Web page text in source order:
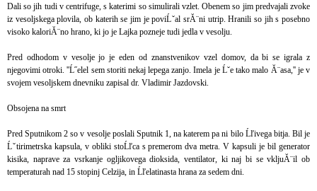
Dali so jih tudi v centrifuge, s katerimi so simulirali vzlet. Obenem so jim predvajali zvoke
iz vesoljskega plovila, ob katerih se jim je poviĹˇal srĂ¨ni utrip. Hranili so jih s posebno
visoko kaloriĂ¨no hrano, ki jo je Lajka pozneje tudi jedla v vesolju.
Pred odhodom v vesolje jo je eden od znanstvenikov vzel domov, da bi se igrala z
njegovimi otroki. ''Ĺ˝elel sem storiti nekaj lepega zanjo. Imela je Ĺˇe tako malo Ă¨asa,'' je v
svojem vesoljskem dnevniku zapisal dr. Vladimir Jazdovski.
Obsojena na smrt
Pred Sputnikom 2 so v vesolje poslali Sputnik 1, na katerem pa ni bilo Ĺľivega bitja. Bil je
Ĺˇtirimetrska kapsula, v obliki stoĹľca s premerom dva metra. V kapsuli je bil generator
kisika, naprave za vsrkanje ogljikovega dioksida, ventilator, ki naj bi se vkljuĂ¨il ob
temperaturah nad 15 stopinj Celzija, in Ĺľelatinasta hrana za sedem dni.